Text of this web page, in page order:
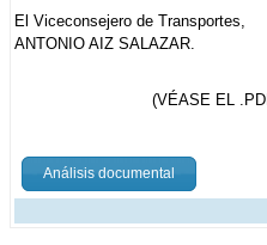
El Viceconsejero de Transportes,
ANTONIO AIZ SALAZAR.
(VÉASE EL
Análisis documental